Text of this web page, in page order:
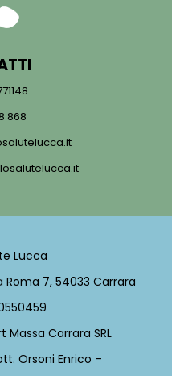
868
Lucca
Roma 7, 54033 Carrara
Massa Carrara SRL
Orsoni Enrico –